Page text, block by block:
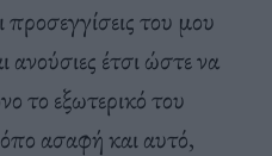
προσεγγίσεις του μου
ανούσιες έτσι ώστε να
το εξωτερικό του
ασαφή και αυτό,